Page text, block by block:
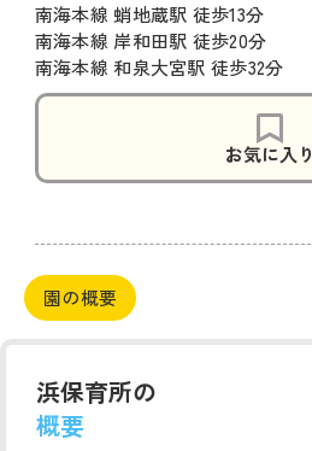
南海本線 蛸地蔵駅 徒歩13分
南海本線 岸和田駅 徒歩20分
南海本線 和泉大宮駅 徒歩32分
お気に入り
園の概要
浜保育所の
概要